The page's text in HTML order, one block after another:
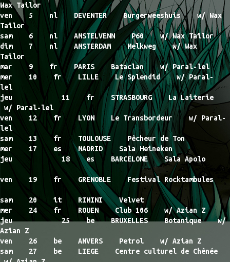
Wax Tailor
ven 5 nl DEVENTER Burgerweeshuis w/ Wax
Tailor
sam 6 nl AMSTELVENN P60 w/ Wax Tailor
dim 7 nl AMSTERDAM Melkweg w/ Wax
Tailor
mar 9 fr PARIS Bataclan w/ Paral-lel
mer 10 fr LILLE Le Splendid w/ Paral-
lel
jeu 11 fr STRASBOURG La Laiterie
w/ Paral-lel
ven 12 fr LYON Le Transbordeur w/ Paral-
lel
sam 13 fr TOULOUSE Pêcheur de Ton
mer 17 es MADRID Sala Heineken
jeu 18 es BARCELONE Sala Apolo
ven 19 fr GRENOBLE Festival Rocktambules
sam 20 it RIMINI Velvet
mer 24 fr ROUEN Club 106 w/ Azian Z
jeu 25 be BRUXELLES Botanique w/
Azian Z
ven 26 be ANVERS Petrol w/ Azian Z
sam 27 be LIEGE Centre culturel de Chênée